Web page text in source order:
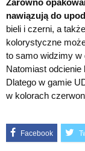
nawiązują do
bieli i czerni, a
kolorystyczne
to samo widzimy w
Natomiast
Dlatego w gamie
w kolorach